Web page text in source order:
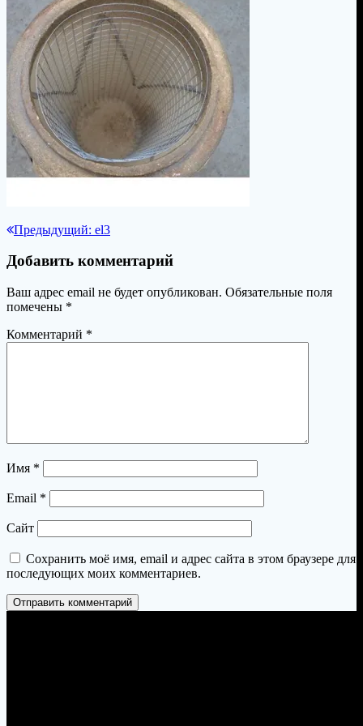
Навигация
по
записям
Предыдущий: Предыдущая
el3
Добавить комментарий
Ваш адрес email не будет опубликован. Обязательные поля
помечены *
Комментарий *
Имя *
Email *
Сайт
Сохранить моё имя, email и адрес сайта в этом браузере для
последующих моих комментариев.